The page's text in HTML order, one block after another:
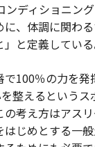
ンディショニン
、体調に関わ
と定義している
で100％の力を
整えるという
の考え方はアス
はじめとする一